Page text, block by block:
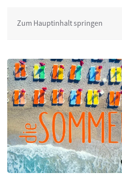
Zum Hauptinhalt springen